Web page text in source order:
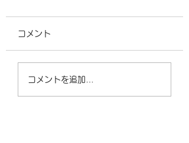
らせです。 GW中は、5月
通常営業となります。 よ
ろしくお願いいたします。
せ
コメント
コメントを追加…